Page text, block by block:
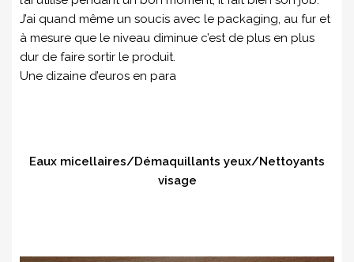
J’ai quand même un soucis avec le packaging, au fur et
à mesure que le niveau diminue c’est de plus en plus
dur de faire sortir le produit.
Une dizaine d’euros en para
Eaux micellaires/Démaquillants yeux/Nettoyants
visage